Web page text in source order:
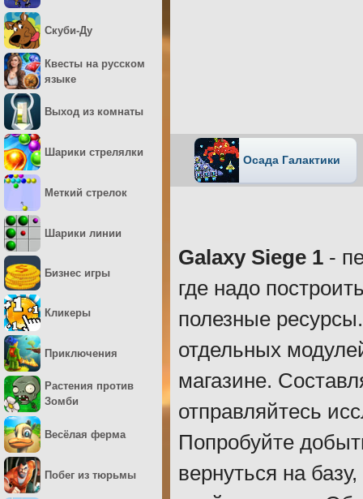
Осада Галактики
Galaxy Siege 1 -
где надо
полезные
отдельных
магазине.
отправляйтесь
Попробуйте
вернуться на
Скуби-Ду
Квесты на русском
языке
Выход из комнаты
Шарики стрелялки
Меткий стрелок
Шарики линии
Бизнес игры
Кликеры
Приключения
Растения против
Зомби
Весёлая ферма
Побег из тюрьмы